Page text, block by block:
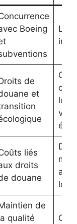
Boeing
de
et
liés
droits
douane
local
de
qualité